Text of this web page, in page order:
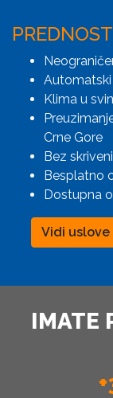
Klima u
Crne Gore
Bez
Besplatno
Dostupna
Vidi
IMATE